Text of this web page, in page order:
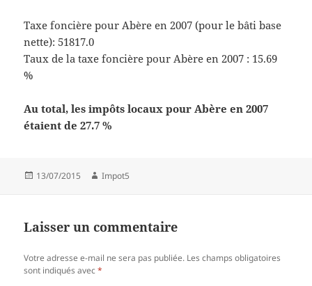
Taxe foncière pour Abère en 2007 (pour le bâti base
nette): 51817.0
Taux de la taxe foncière pour Abère en 2007 : 15.69
%
Au total, les impôts locaux pour Abère en 2007
étaient de 27.7 %
Publié
13/07/2015 Auteur
Impot5
Laisser un commentaire
Votre adresse e-mail ne sera pas publiée. Les champs obligatoires
sont indiqués avec*